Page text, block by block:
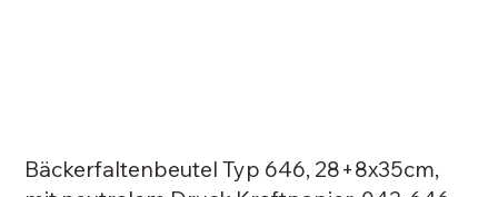
Bäckerfaltenbeutel Typ 646, 28+8x35cm,